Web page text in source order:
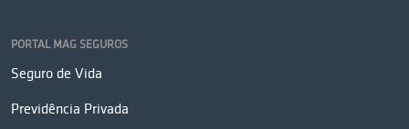
PORTAL MAG SEGUROS
Seguro de Vida
Previdência Privada